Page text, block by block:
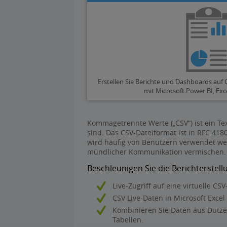
Erstellen Sie Berichte und Dashboards auf
mit Microsoft Power BI,
Kommagetrennte Werte („CSV“) ist ein
sind. Das CSV-Dateiformat ist in RFC
wird häufig von Benutzern verwendet
mündlicher Kommunikation vermischen.
Beschleunigen Sie die
Live-Zugriff auf eine virtuelle
CSV Live-Daten in Microsoft
Kombinieren Sie Daten aus
Tabellen.